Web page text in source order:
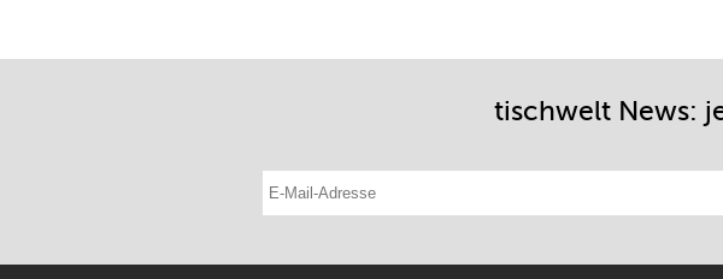
tischwelt News: